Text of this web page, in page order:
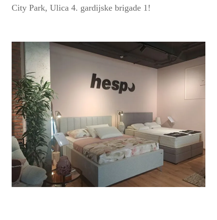
City Park, Ulica 4. gardijske brigade 1!